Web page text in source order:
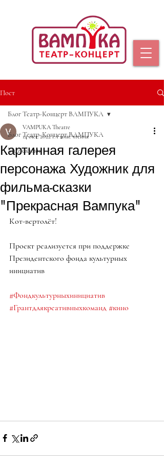
Пост
Блог Театр-Концерт ВАМПУКА
Muz.сказки
Блог Театр-Концерт ВАМПУКА
Картинная галерея
персонажа Художник для
фильма-сказки
"Прекрасная Вампука"
VAMPUKA Theatre
14 окт. 2022 г.1 мин. чтения
Кот-вертолёт!
Проект реализуется при поддержке
Президентского фонда культурных
инициатив
#Фондкультурныхинициатив
#Грантдлякреативныхкоманд #кино